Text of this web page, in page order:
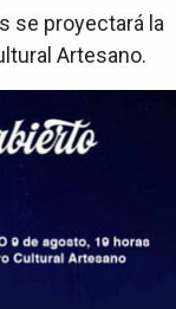
se proyectará la
Artesano.